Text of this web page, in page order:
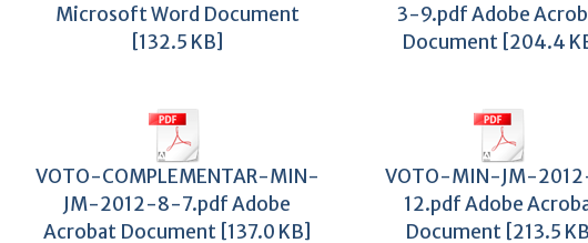
Microsoft Word Document
[132.5 KB]
3-9.pdf Adobe
Document [204.4
VOTO-COMPLEMENTAR-MIN-
JM-2012-8-7.pdf Adobe
Acrobat Document [137.0 KB]
VOTO-MIN-JM-
12.pdf Adobe
Document [213.5